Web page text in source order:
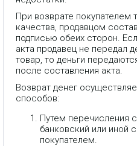
При возврате покупателем
качества, продавцом
подписью обеих сторон.
акта продавец не передал
товар, то деньги
после составления акта.
Возврат денег
способов:
Путем перечисления
банковский или иной
покупателем.